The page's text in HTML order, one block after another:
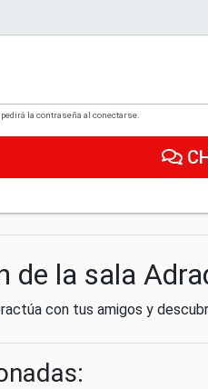
la contraseña al conectarse.
de la sala
con tus amigos y